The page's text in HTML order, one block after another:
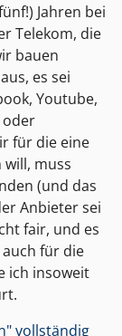
Jahren bei
Telekom, die
bauen
es sei
Youtube,
oder
für die eine
muss
(und das
Anbieter sei
fair, und es
für die
ich insoweit
vollständig